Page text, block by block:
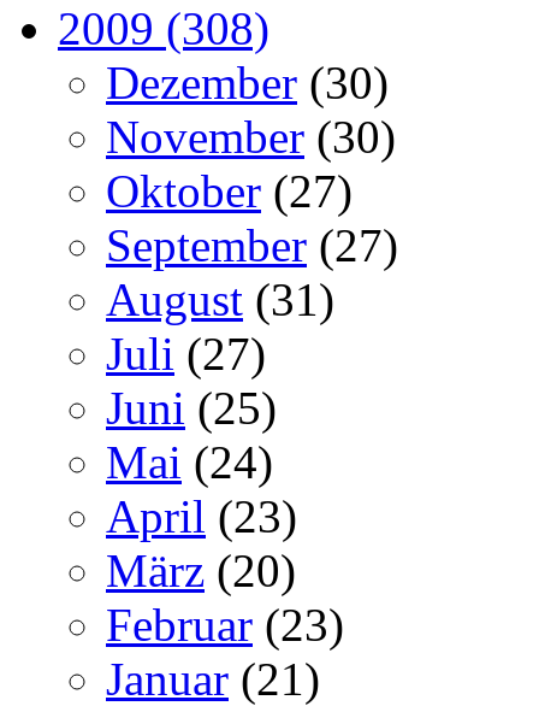
2009 (308)
Dezember (30)
November (30)
Oktober (27)
September (27)
August (31)
Juli (27)
Juni (25)
Mai (24)
April (23)
März (20)
Februar (23)
Januar (21)